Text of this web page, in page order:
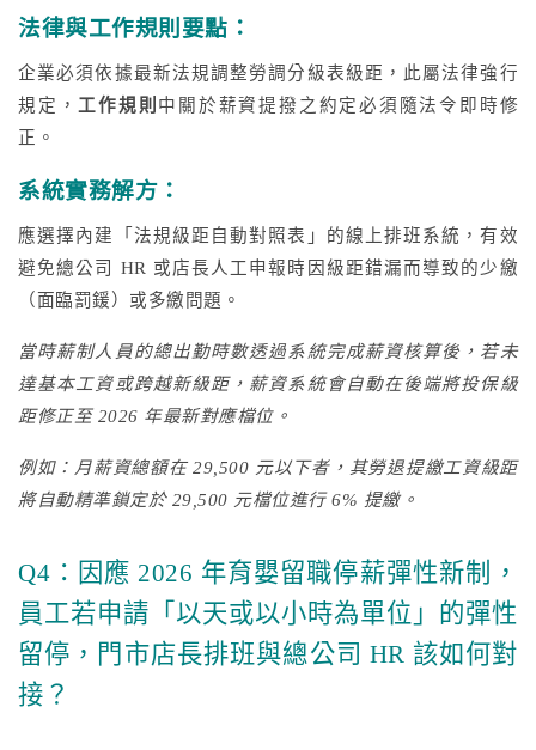
法律與工作規則要點：
企業必須依據最新法規調整勞調分級表級距，此屬法律強行
規定，工作規則 中關於薪資提撥之約定必須隨法令即時修
正。
系統實務解方：
應選擇內建「法規級距自動對照表」的線上排班系統，有效
避免總公司 HR 或店長人工申報時因級距錯漏而導致的少繳
（面臨罰鍰）或多繳問題。
當時薪制人員的總出勤時數透過系統完成薪資核算後，若未
達基本工資或跨越新級距，薪資系統會自動在後端將投保級
距修正至 2026 年最新對應檔位。
例如：月薪資總額在 29,500 元以下者，其勞退提繳工資級距
將自動精準鎖定於 29,500 元檔位進行 6% 提繳。
Q4：因應 2026 年育嬰留職停薪彈性新制，
員工若申請「以天或以小時為單位」的彈性
留停，門市店長排班與總公司 HR 該如何對
接？